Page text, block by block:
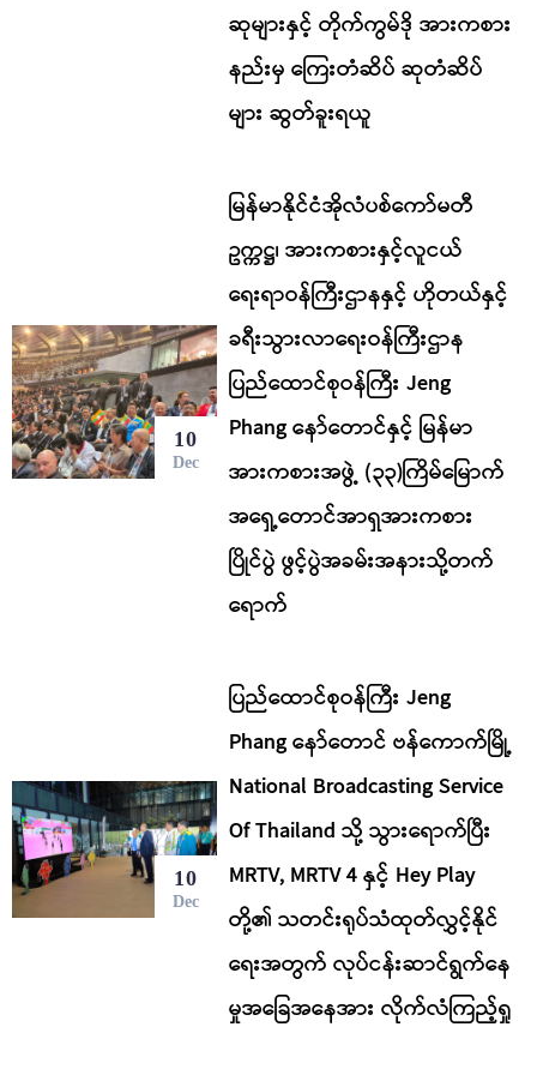
ဆုများနှင့် တိုက်ကွမ်ဒို အားကစား
နည်းမှ ကြေးတံဆိပ် ဆုတံဆိပ်
များ ဆွတ်ခူးရယူ
10
Dec
မြန်မာနိုင်ငံအိုလံပစ်ကော်မတီ
ဥက္ကဋ္ဌ၊ အားကစားနှင့်လူငယ်
ရေးရာဝန်ကြီးဌာနနှင့် ဟိုတယ်နှင့်
ခရီးသွားလာရေးဝန်ကြီးဌာန
ပြည်ထောင်စုဝန်ကြီး Jeng
Phang နော်တောင်နှင့် မြန်မာ
အားကစားအဖွဲ့ (၃၃)ကြိမ်မြောက်
အရှေ့တောင်အာရှအားကစား
ပြိုင်ပွဲ ဖွင့်ပွဲအခမ်းအနားသို့တက်
ရောက်
10
Dec
ပြည်ထောင်စုဝန်ကြီး Jeng
Phang နော်တောင် ဗန်ကောက်မြို့
National Broadcasting Service
Of Thailand သို့ သွားရောက်ပြီး
MRTV, MRTV 4 နှင့် Hey Play
တို့၏ သတင်းရုပ်သံထုတ်လွှင့်နိုင်
ရေးအတွက် လုပ်ငန်းဆာင်ရွက်နေ
မှုအခြေအနေအား လိုက်လံကြည့်ရှု